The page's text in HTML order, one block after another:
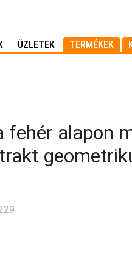
ÜZLETEK TERMÉKEK
fehér alapon